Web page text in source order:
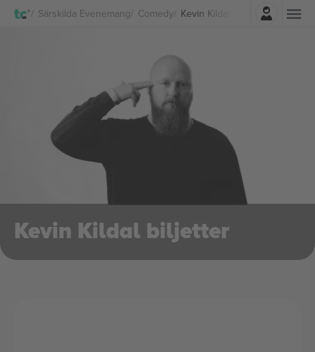
Särskilda Evenemang Comedy Kevin Kildal biljetter
Logga in
Kevin Kildal biljetter